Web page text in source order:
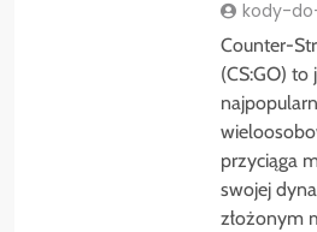
kody-
Counter-
(CS:GO) to
przyciąga
swojej
złożonym